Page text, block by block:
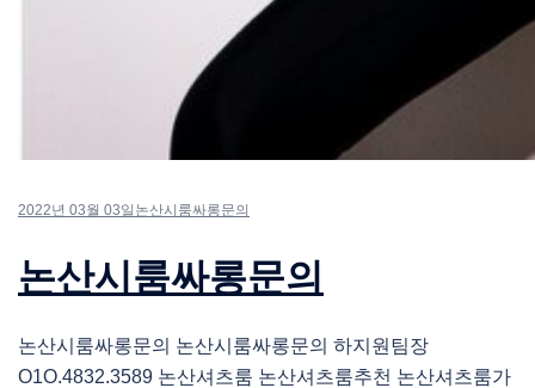
2022년 03월 03일 논산시룸싸롱문의
논산시룸싸롱문의
논산시룸싸롱문의 논산시룸싸롱문의 하지원팀장
O1O.4832.3589 논산셔츠룸 논산셔츠룸추천 논산셔츠룸가